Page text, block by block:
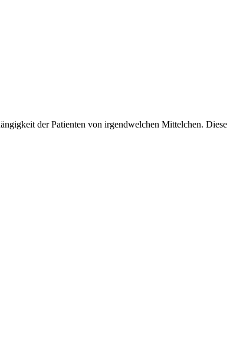
der Patienten von irgendwelchen Mittelchen. Diese